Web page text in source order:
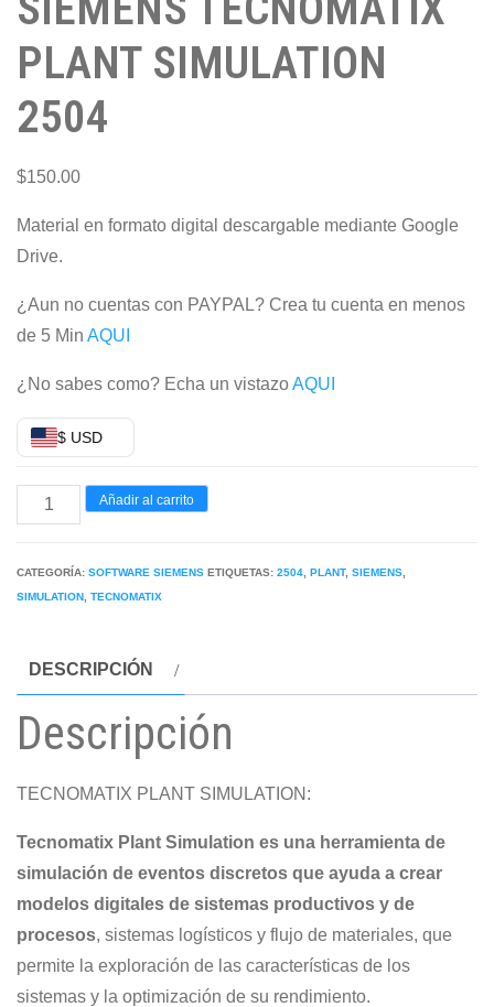
PLANT SIMULATION
2504
$150.00
Material en formato digital descargable mediante Google
Drive.
¿Aun no cuentas con PAYPAL? Crea tu cuenta en menos
de 5 Min AQUI
¿No sabes como? Echa un vistazoAQUI
$ USD
SIEMENS
TECNOMATIX
SIMULATION
Añadir al carrito
CATEGORÍA: SOFTWARE SIEMENS ETIQUETAS: 2504 PLANT, SIEMENS
SIMULATION TECNOMATIX
DESCRIPCIÓN
Descripción
TECNOMATIX PLANT SIMULATION:
Tecnomatix Plant Simulation es una herramienta de
simulación de eventos discretos que ayuda a crear
modelos digitales de sistemas productivos y de
procesos, sistemas logísticos y flujo de materiales, que
permite la exploración de las características de los
sistemas y la optimización de su rendimiento.